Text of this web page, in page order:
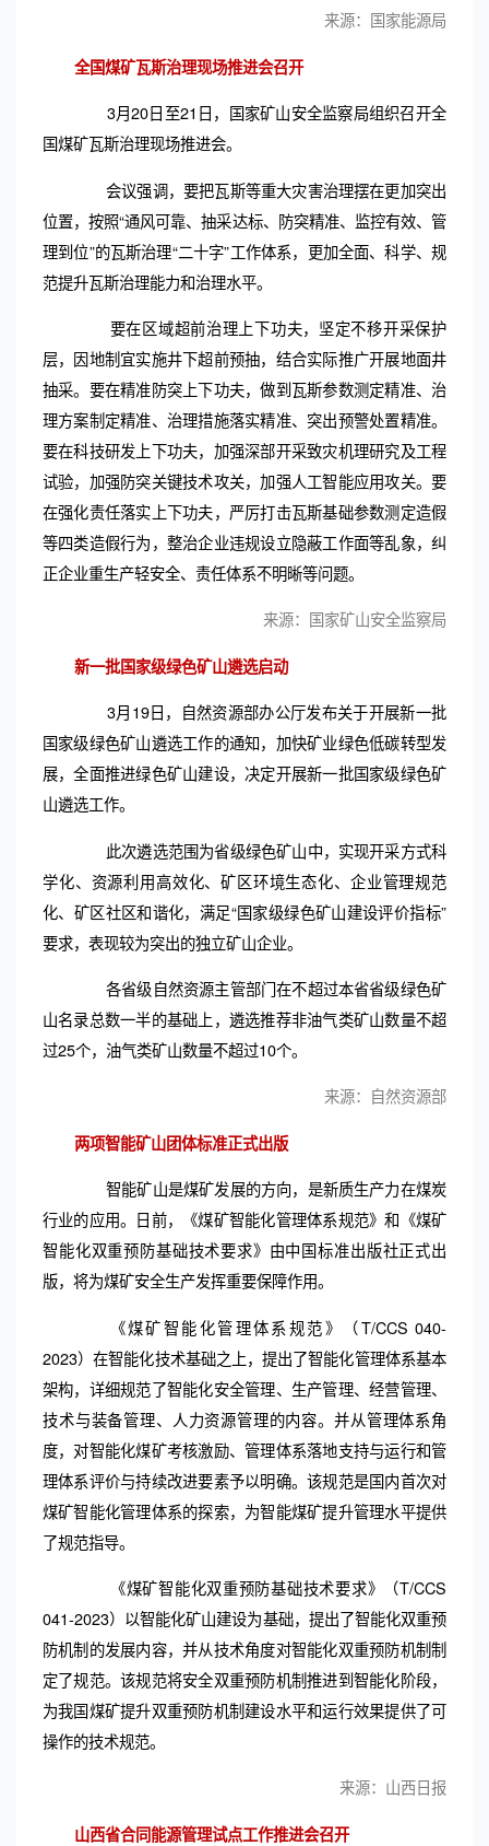
来源：国家能源局
全国煤矿瓦斯治理现场推进会召开
3月20日至21日，国家矿山安全监察局组织召开全
国煤矿瓦斯治理现场推进会。
会议强调，要把瓦斯等重大灾害治理摆在更加突出
位置，按照“通风可靠、抽采达标、防突精准、监控有效、管
理到位”的瓦斯治理“二十字”工作体系，更加全面、科学、规
范提升瓦斯治理能力和治理水平。
要在区域超前治理上下功夫，坚定不移开采保护
层，因地制宜实施井下超前预抽，结合实际推广开展地面井
抽采。要在精准防突上下功夫，做到瓦斯参数测定精准、治
理方案制定精准、治理措施落实精准、突出预警处置精准。
要在科技研发上下功夫，加强深部开采致灾机理研究及工程
试验，加强防突关键技术攻关，加强人工智能应用攻关。要
在强化责任落实上下功夫，严厉打击瓦斯基础参数测定造假
等四类造假行为，整治企业违规设立隐蔽工作面等乱象，纠
正企业重生产轻安全、责任体系不明晰等问题。
来源：国家矿山安全监察局
新一批国家级绿色矿山遴选启动
3月19日，自然资源部办公厅发布关于开展新一批
国家级绿色矿山遴选工作的通知，加快矿业绿色低碳转型发
展，全面推进绿色矿山建设，决定开展新一批国家级绿色矿
山遴选工作。
此次遴选范围为省级绿色矿山中，实现开采方式科
学化、资源利用高效化、矿区环境生态化、企业管理规范
化、矿区社区和谐化，满足“国家级绿色矿山建设评价指标”
要求，表现较为突出的独立矿山企业。
各省级自然资源主管部门在不超过本省省级绿色矿
山名录总数一半的基础上，遴选推荐非油气类矿山数量不超
过25个，油气类矿山数量不超过10个。
来源：自然资源部
两项智能矿山团体标准正式出版
智能矿山是煤矿发展的方向，是新质生产力在煤炭
行业的应用。日前，《煤矿智能化管理体系规范》和《煤矿
智能化双重预防基础技术要求》由中国标准出版社正式出
版，将为煤矿安全生产发挥重要保障作用。
《煤矿智能化管理体系规范》（T/CCS 040-
2023）在智能化技术基础之上，提出了智能化管理体系基本
架构，详细规范了智能化安全管理、生产管理、经营管理、
技术与装备管理、人力资源管理的内容。并从管理体系角
度，对智能化煤矿考核激励、管理体系落地支持与运行和管
理体系评价与持续改进要素予以明确。该规范是国内首次对
煤矿智能化管理体系的探索，为智能煤矿提升管理水平提供
了规范指导。
《煤矿智能化双重预防基础技术要求》（T/CCS
041-2023）以智能化矿山建设为基础，提出了智能化双重预
防机制的发展内容，并从技术角度对智能化双重预防机制制
定了规范。该规范将安全双重预防机制推进到智能化阶段，
为我国煤矿提升双重预防机制建设水平和运行效果提供了可
操作的技术规范。
来源：山西日报
山西省合同能源管理试点工作推进会召开